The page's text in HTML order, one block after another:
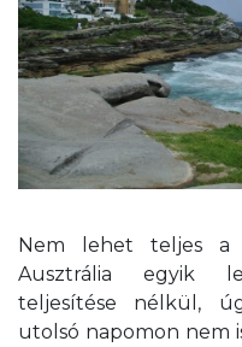
Nem lehet teljes a
Ausztrália egyik
teljesítése nélkül,
utolsó napomon nem